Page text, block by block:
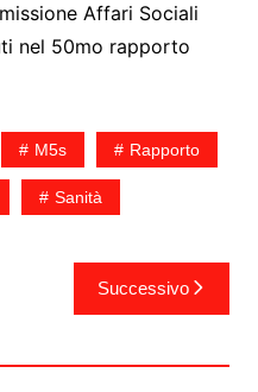
Affari Sociali
nel 50mo rapporto
M5s Rapporto
Sanità
Successivo